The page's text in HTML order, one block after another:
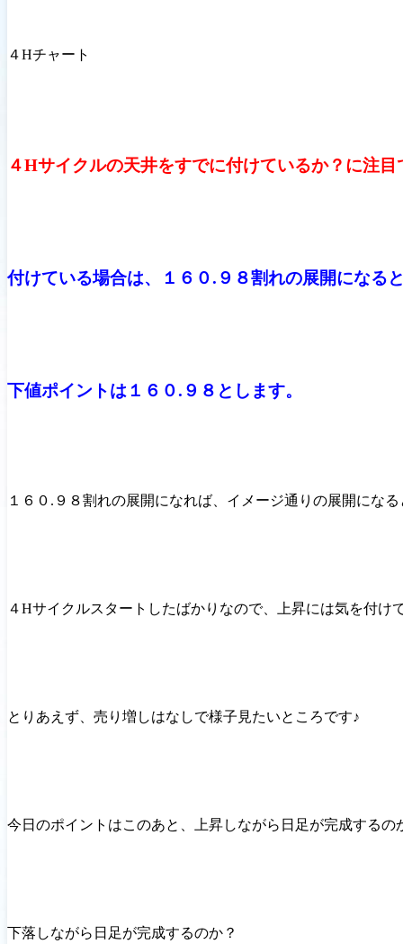
４Hチャート
４Hサイクルの天井をすでに付けているか？に注目
付けている場合は、１６０.９８割れの展開になる
下値ポイントは１６０.９８とします。
１６０.９８割れの展開になれば、イメージ通りの展開にな
４Hサイクルスタートしたばかりなので、上昇には気を付け
とりあえず、売り増しはなしで様子見たいところです♪
今日のポイントはこのあと、上昇しながら日足が完成するの
下落しながら日足が完成するのか？